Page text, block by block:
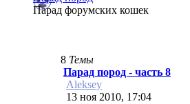
Парад форумских кошек
8 Темы
Парад пород - часть 8
Aleksey
13 ноя 2010, 17:04